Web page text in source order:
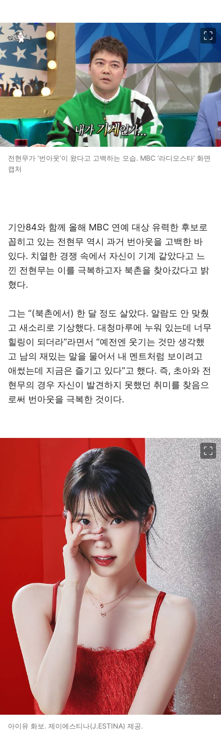
전현무가 ‘번아웃’이 왔다고 고백하는 모습. MBC ‘라디오스타’ 화면
캡처
기안84와 함께 올해 MBC 연예 대상 유력한 후보로
꼽히고 있는 전현무 역시 과거 번아웃을 고백한 바
있다. 치열한 경쟁 속에서 자신이 기계 같았다고 느
낀 전현무는 이를 극복하고자 북촌을 찾아갔다고 밝
혔다.
그는 “(북촌에서) 한 달 정도 살았다. 알람도 안 맞췄
고 새소리로 기상했다. 대청마루에 누워 있는데 너무
힐링이 되더라”라면서 “예전엔 웃기는 것만 생각했
고 남의 재밌는 말을 물어서 내 멘트처럼 보이려고
애썼는데 지금은 즐기고 있다”고 했다. 즉, 초아와 전
현무의 경우 자신이 발견하지 못했던 취미를 찾음으
로써 번아웃을 극복한 것이다.
아이유 화보. 제이에스티나(J.ESTINA) 제공.